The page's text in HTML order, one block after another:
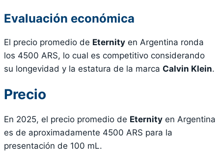
Evaluación económica
El precio promedio de Eternity en Argentina ronda
los 4500 ARS, lo cual es competitivo considerando
su longevidad y la estatura de la marca Calvin Klein.
Precio
En 2025, el precio promedio de Eternity en Argentina
es de aproximadamente 4500 ARS para la
presentación de 100 mL.